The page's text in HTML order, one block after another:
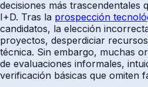
decisiones más trascendentales
I+D. Tras la prospección
candidatos, la elección
proyectos, desperdiciar
técnica. Sin embargo, muchas
de evaluaciones informales,
verificación básicas que omiten